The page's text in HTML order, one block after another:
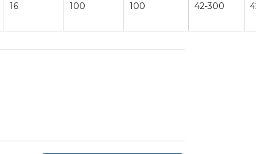
16 100 100 42-300